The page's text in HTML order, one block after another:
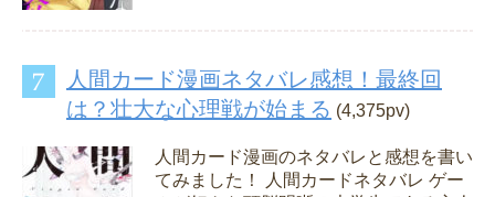
人間カード漫画ネタバレ感想！最終回
は？壮大な心理戦が始まる (4,375pv)
人間カード漫画のネタバレと感想を書い
てみました！ 人間カードネタバレ ゲー